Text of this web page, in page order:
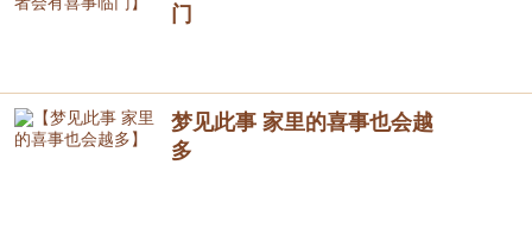
门
梦见此事 家里的喜事也会越
多